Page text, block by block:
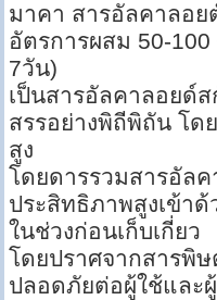
มาคา สารอัลคาลอย
อัตรการผสม 50-
7วัน)
เป็นสารอัลคาลอยด์
สรรอย่างพิถีพิถัน โด
สูง
โดยดารรวมสารอัล
ประสิทธิภาพสูงเข้า
ในช่วงก่อนเก็บเกี่ยว
โดยปราศจากสารพิ
ปลอดภัยต่อผู้ใช้และ